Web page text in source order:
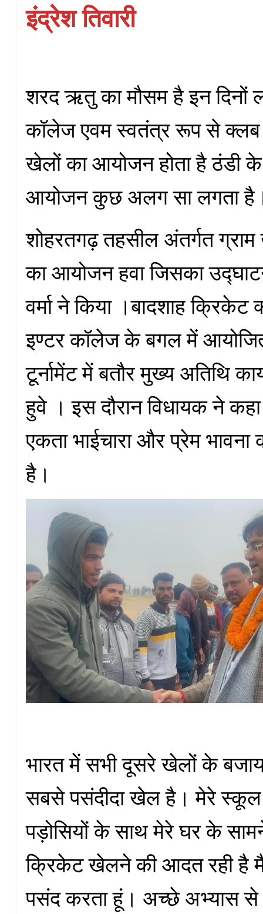
इंद्रेश तिवारी
शरद ऋतु का मौसम है इन दिनों
कॉलेज एवम स्वतंत्र रूप से
खेलों का आयोजन होता है ठंडी
आयोजन कुछ अलग सा लगता
शोहरतगढ़ तहसील अंतर्गत
का आयोजन हवा जिसका
वर्मा ने किया ।बादशाह क्रिकेट
इण्टर कॉलेज के बगल में
टूर्नामेंट में बतौर मुख्य अतिथि
हुवे । इस दौरान विधायक ने
एकता भाईचारा और प्रेम भावना
है।
भारत में सभी दूसरे खेलों के
सबसे पसंदीदा खेल है। मेरे स्कूल
पड़ोसियों के साथ मेरे घर के
क्रिकेट खेलने की आदत रही है
पसंद करता हूं। अच्छे अभ्यास